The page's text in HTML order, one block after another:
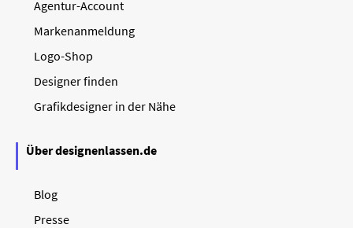
Agentur-Account
Markenanmeldung
Logo-Shop
Designer finden
Grafikdesigner in der Nähe
Über designenlassen.de
Blog
Presse